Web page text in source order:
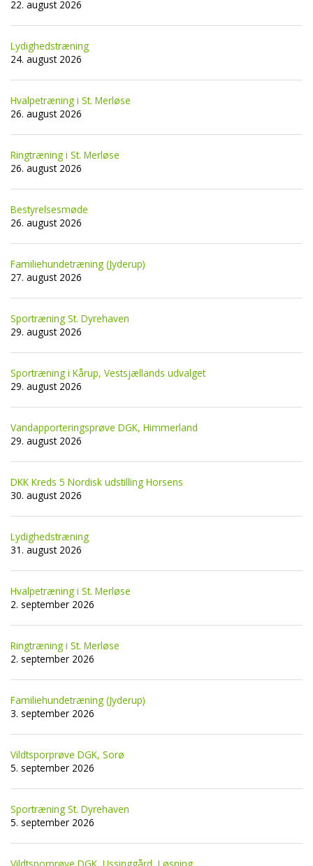
22. august 2026
Lydighedstræning
24. august 2026
Hvalpetræning i St. Merløse
26. august 2026
Ringtræning i St. Merløse
26. august 2026
Bestyrelsesmøde
26. august 2026
Familiehundetræning (Jyderup)
27. august 2026
Sportræning St. Dyrehaven
29. august 2026
Sportræning i Kårup, Vestsjællands udvalget
29. august 2026
Vandapporteringsprøve DGK, Himmerland
29. august 2026
DKK Kreds 5 Nordisk udstilling Horsens
30. august 2026
Lydighedstræning
31. august 2026
Hvalpetræning i St. Merløse
2. september 2026
Ringtræning i St. Merløse
2. september 2026
Familiehundetræning (Jyderup)
3. september 2026
Vildtsporprøve DGK, Sorø
5. september 2026
Sportræning St. Dyrehaven
5. september 2026